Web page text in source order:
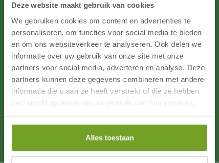
Deze website maakt gebruik van cookies
We gebruiken cookies om content en advertenties te
personaliseren, om functies voor social media te bieden
en om ons websiteverkeer te analyseren. Ook delen we
informatie over uw gebruik van onze site met onze
partners voor social media, adverteren en analyse. Deze
partners kunnen deze gegevens combineren met andere
informatie die u aan ze heeft verstrekt of die ze hebben
verzameld op basis van uw gebruik van hun services.
Alles toestaan
Pastoor van Kleefstraat 23
1931 BL Egmond aan Zee
Die Niederlande
+31(0)72 506 1855
mail_outline info@dedennen.nl
Handelskamme: 91796776
Identifikationsnummer: NL8657.73.889.B01